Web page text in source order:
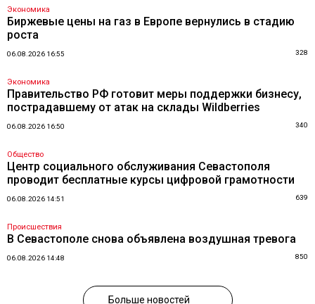
Экономика
Биржевые цены на газ в Европе вернулись в стадию
роста
06.08.2026 16:55 328
Экономика
Правительство РФ готовит меры поддержки бизнесу,
пострадавшему от атак на склады Wildberries
06.08.2026 16:50 340
Общество
Центр социального обслуживания Севастополя
проводит бесплатные курсы цифровой грамотности
06.08.2026 14:51 639
Происшествия
В Севастополе снова объявлена воздушная тревога
06.08.2026 14:48 850
Больше новостей